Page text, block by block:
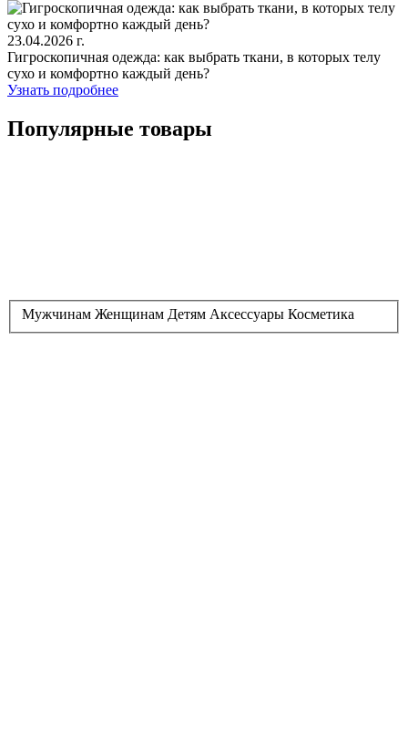
23.04.2026 г.
Гигроскопичная одежда: как выбрать ткани, в которых телу
сухо и комфортно каждый день?
Узнать подробнее
Популярные товары
Мужчинам Женщинам Детям Аксессуары Косметика